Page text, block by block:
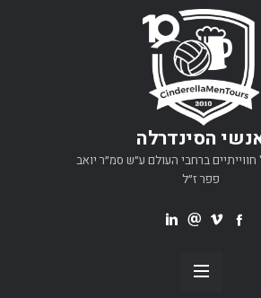
הסינדרלה
ברחבי העולם ע״ש סמ״ר יואב
פפר ז״ל